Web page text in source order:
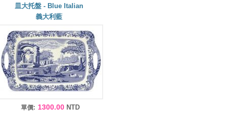
皿大托盤 - Blue Italian
義大利藍
單價: 1300.00 NTD